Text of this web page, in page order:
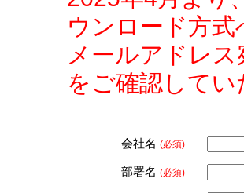
ウンロード方
メールアドレ
をご確認して
会社名 (必須)
部署名 (必須)